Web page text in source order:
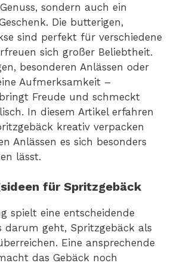
sondern auch ein
Die butterigen,
sind perfekt für verschiedene
sich großer Beliebtheit.
besonderen Anlässen oder
Aufmerksamkeit –
Freude und schmeckt
In diesem Artikel erfahren
kreativ verpacken
Anlässen es sich besonders
lässt.
für Spritzgebäck
spielt eine entscheidende
darum geht, Spritzgebäck als
Eine ansprechende
das Gebäck noch